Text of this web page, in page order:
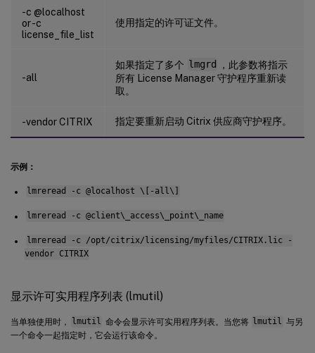
-c @localhost
or -c
license_file_list
使用指定的许可证文件。
-all
如果指定了多个 lmgrd
，此参数将指示
所有 License Manager 守护程序重新读
取。
-vendor CITRIX 指定要重新启动 Citrix 供应商守护程序。
示例：
lmreread -c @localhost \[-all\]
lmreread -c @client\_access\_point\_name
lmreread -c /opt/citrix/licensing/myfiles/CITRIX.lic -
vendor CITRIX
显示许可实用程序列表 (lmutil)
当单独使用时， lmutil 命令会显示许可实用程序列表。当您将 lmutil 与另
一个命令一起指定时，它会运行该命令。